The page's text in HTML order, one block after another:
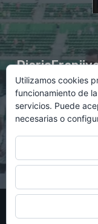
© Copyright 2021 -
Política de cookies
Utilizamos cookies
funcionamiento de
servicios. Puede
necesarias o